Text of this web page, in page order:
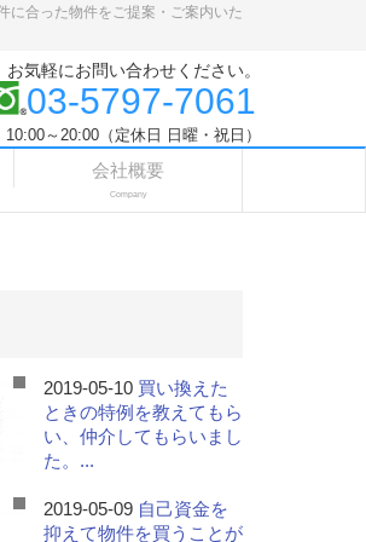
に合った物件をご提案・ご案内いた
お気軽にお問い合わせください。
03-5797-7061
～20:00（定休日 日曜・祝日）
会社概要
Company
2019-05-10 買い換えた
ときの特例を教えてもら
い、仲介してもらいまし
た。...
2019-05-09 自己資金を
抑えて物件を買うことが